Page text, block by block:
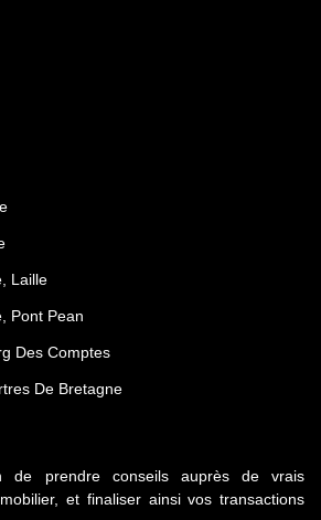
Laille
Pont Pean
Des Comptes
De Bretagne
de prendre conseils auprès de vrais
et finaliser ainsi vos transactions